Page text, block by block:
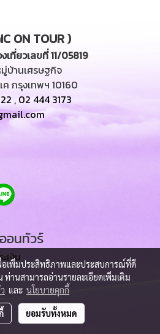
ON TOUR )
ที่ยวเลขที่ 11/05819
บ้านเศรษฐกิจ
กรุงเทพฯ 10160
, 02 444 3173
อนทัวร์
เงิน
อเพิ่มประสิทธิภาพและประสบการณ์ที่ดี
ท่านสามารถอ่านรายละเอียดเพิ่มเติม
และ นโยบายคุกกี้
ยอมรับทั้งหมด